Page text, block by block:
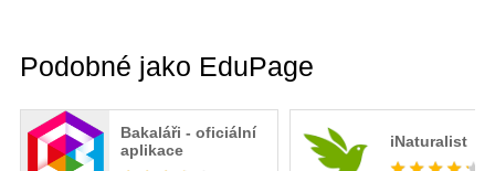
Podobné jako EduPage
Bakaláři - oficiální
aplikace
iNaturalist